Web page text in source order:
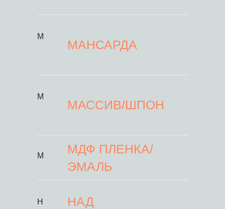
М
МАНСАРДА
М
МАССИВ/ШПОН
М
МДФ ПЛЕНКА/
ЭМАЛЬ
Н
НАД